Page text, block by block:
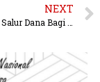
NEXT